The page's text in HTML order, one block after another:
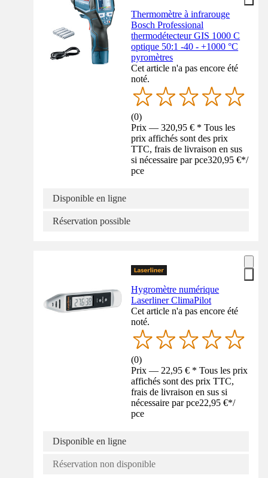
Thermomètre à infrarouge
Bosch Professional
thermodétecteur GIS 1000 C
optique 50:1 -40 - +1000 °C
pyromètres
Cet article n'a pas encore été
noté.
(0)
Prix — 320,95 € * Tous les
prix affichés sont des prix
TTC, frais de livraison en sus
si nécessaire par pce320,95 €*/
pce
Disponible en ligne
Réservation possible
Hygromètre numérique
Laserliner ClimaPilot
Cet article n'a pas encore été
noté.
(0)
Prix — 22,95 € * Tous les prix
affichés sont des prix TTC,
frais de livraison en sus si
nécessaire par pce22,95 €*/
pce
Disponible en ligne
Réservation non disponible